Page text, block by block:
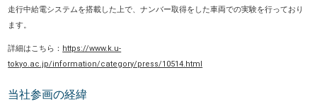
走行中給電システムを搭載した上で、ナンバー取得をした車両での実験を行っており
ます。
詳細はこちら： https://www.k.u-
tokyo.ac.jp/information/category/press/10514.html
当社参画の経緯